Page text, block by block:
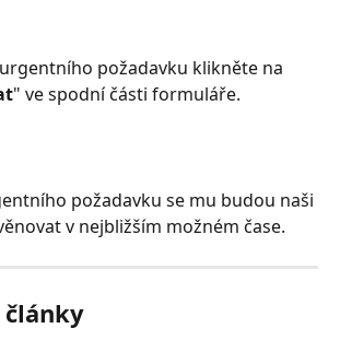
požadavku klikněte na
" ve spodní části formuláře.
požadavku se mu budou naši
v nejbližším možném čase.
články